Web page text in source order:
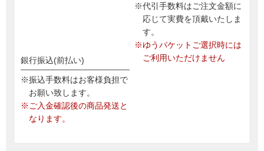
※代引手数料はご注文金額に
応じて実費を頂戴いたしま
す。
※ゆうパケットご選択時には
ご利用いただけません
銀行振込(前払い)
※振込手数料はお客様負担で
お願い致します。
※ご入金確認後の商品発送と
なります。